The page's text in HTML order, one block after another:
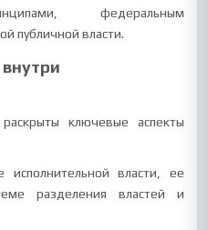
федеральным
публичной власти.
ключевые аспекты
исполнительной власти, ее
разделения властей и